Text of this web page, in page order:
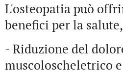
L'osteopatia può
benefici per la
- Riduzione del
muscoloscheletrico